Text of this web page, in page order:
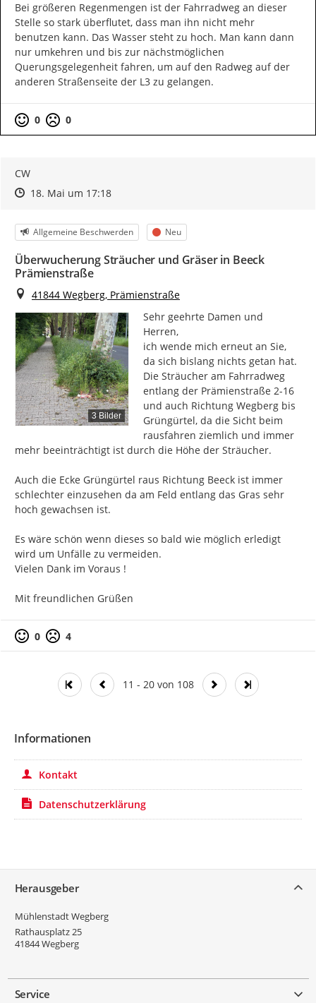
Bei größeren Regenmengen ist der Fahrradweg an dieser
Stelle so stark überflutet, dass man ihn nicht mehr
benutzen kann. Das Wasser steht zu hoch. Man kann dann
nur umkehren und bis zur nächstmöglichen
Querungsgelegenheit fahren, um auf den Radweg auf der
anderen Straßenseite der L3 zu gelangen.
0 0
CW
Zeitpunkt des Erstellens
Zeitpunkt des Erstellens
18. Mai um 17:18Zur Äußerung
Kategorie
Allgemeine Beschwerden Status
Neu
Überwucherung Sträucher und Gräser in Beeck
Prämienstraße
Ort
41844 Wegberg, Prämienstraße
3 Bilder
Sehr geehrte Damen und
Herren,
ich wende mich erneut an Sie,
da sich bislang nichts getan hat.
Die Sträucher am Fahrradweg
entlang der Prämienstraße 2-16
und auch Richtung Wegberg bis
Grüngürtel, da die Sicht beim
rausfahren ziemlich und immer
mehr beeinträchtigt ist durch die Höhe der Sträucher.
Auch die Ecke Grüngürtel raus Richtung Beeck ist immer
schlechter einzusehen da am Feld entlang das Gras sehr
hoch gewachsen ist.
Es wäre schön wenn dieses so bald wie möglich erledigt
wird um Unfälle zu vermeiden.
Vielen Dank im Voraus !
Mit freundlichen Grüßen
0 4
11 - 20 von 108
Informationen
Kontakt
Datenschutzerklärung
Herausgeber
Mühlenstadt Wegberg
Rathausplatz 25
41844Wegberg
Service